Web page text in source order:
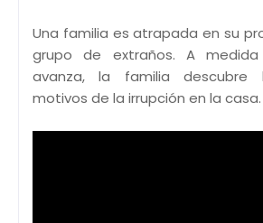
Una familia es atrapada en su
grupo de extraños. A
avanza, la familia descubre
motivos de la irrupción en la casa.